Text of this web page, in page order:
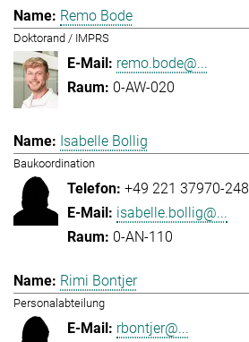
Remo Bode
Doktorand / IMPRS
remo.bode@...
0-AW-020
Isabelle Bollig
Baukoordination
+49 221 37970-248
isabelle.bollig@...
0-AN-110
Rimi Bontjer
Personalabteilung
rbontjer@...